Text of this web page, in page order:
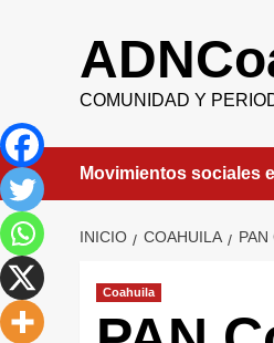
COMUNIDAD Y
Movimientos sociales
INICIO COAHUILA
Coahuila